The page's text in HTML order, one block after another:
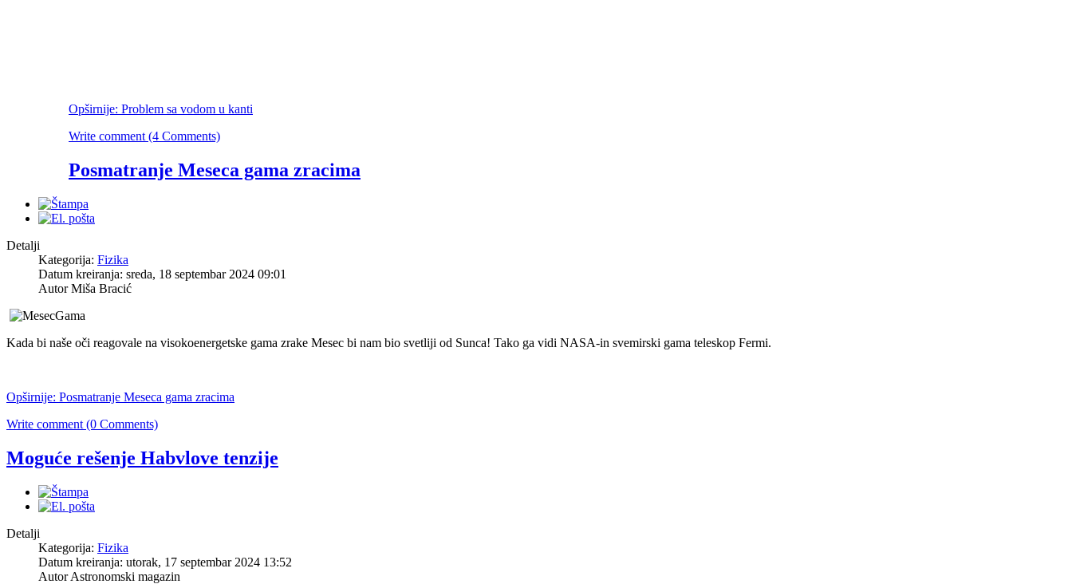
Opširnije: Problem sa vodom u kanti
Write comment (4 Comments)
Posmatranje Meseca gama zracima
Detalji
Kategorija: Fizika
Datum kreiranja: sreda, 18 septembar 2024 09:01
Autor Miša Bracić
Kada bi naše oči reagovale na visokoenergetske gama zrake Mesec bi nam bio svetliji od Sunca! Tako ga vidi NASA-in svemirski gama teleskop Fermi.
Opširnije: Posmatranje Meseca gama zracima
Write comment (0 Comments)
Moguće rešenje Habvlove tenzije
Detalji
Kategorija: Fizika
Datum kreiranja: utorak, 17 septembar 2024 13:52
Autor Astronomski magazin